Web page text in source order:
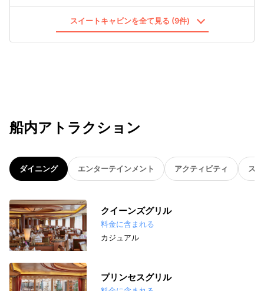
スイートキャビンを全て見る (9件)
船内アトラクション
ダイニング エンターテインメント アクティビティ ス
クイーンズグリル
料金に含まれる
カジュアル
プリンセスグリル